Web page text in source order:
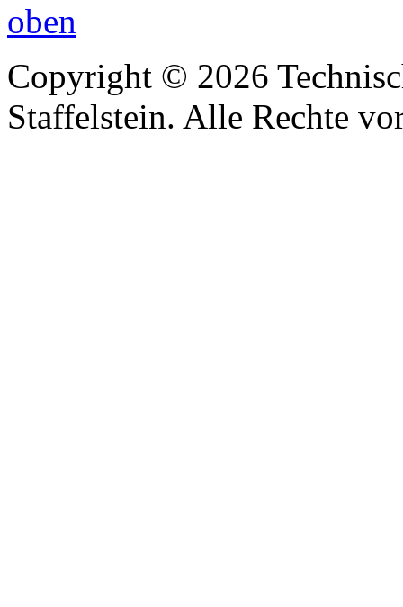
oben
Copyright © 2026
Staffelstein. Alle Rechte